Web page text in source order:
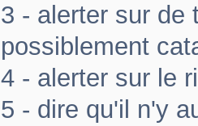
3 - alerter sur de
possiblement
4 - alerter sur le
5 - dire qu'il n'y